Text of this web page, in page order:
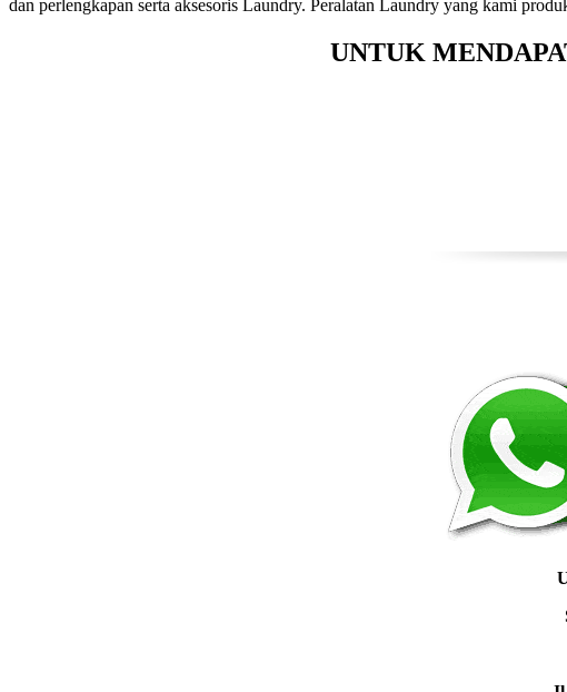
dan perlengkapan serta aksesoris Laundry. Peralatan Laundry yang kami
UNTUK